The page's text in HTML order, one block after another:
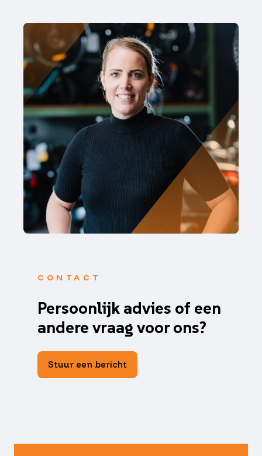
CONTACT
Persoonlijk advies of een
andere vraag voor ons?
Stuur een bericht